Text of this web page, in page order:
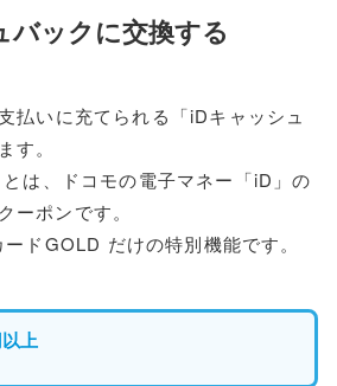
バックに交換する
払いに充てられる「iDキャッシュ
す。
は、ドコモの電子マネー「iD」の
ーポンです。
ドGOLD だけの特別機能です。
以上